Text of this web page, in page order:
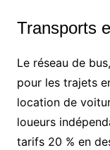
Transports
Le réseau de
pour les trajets
location de
loueurs
tarifs 20 % en